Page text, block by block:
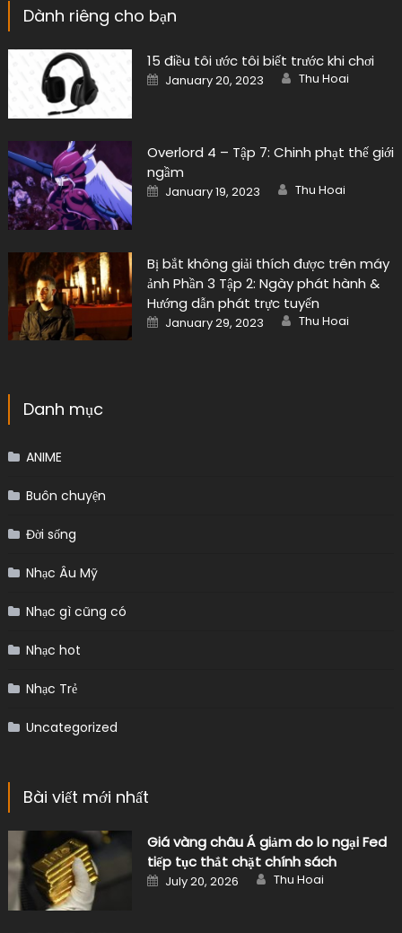
Dành riêng cho bạn
15 điều tôi ước tôi biết trước khi chơi
Posted
on
January 20, 2023 Author
Thu Hoai
Overlord 4 – Tập 7: Chinh phạt thế giới
ngầm
Posted
on
January 19, 2023 Author
Thu Hoai
Bị bắt không giải thích được trên máy
ảnh Phần 3 Tập 2: Ngày phát hành &
Hướng dẫn phát trực tuyến
Posted
on
January 29, 2023 Author
Thu Hoai
Danh mục
ANIME
Buôn chuyện
Đời sống
Nhạc Âu Mỹ
Nhạc gì cũng có
Nhạc hot
Nhạc Trẻ
Uncategorized
Bài viết mới nhất
Giá vàng châu Á giảm do lo ngại Fed
tiếp tục thắt chặt chính sách
Posted
on
July 20, 2026 Author
Thu Hoai